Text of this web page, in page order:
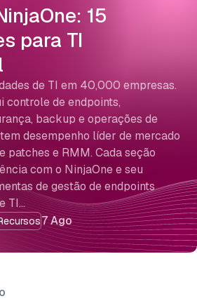
15
para TI
7 Ago
de TI em 40,000 empresas.
controle de endpoints,
backup e operações de
desempenho líder de mercado
patches e RMM. Cada seção
com o NinjaOne e seu
de gestão de endpoints
TI…